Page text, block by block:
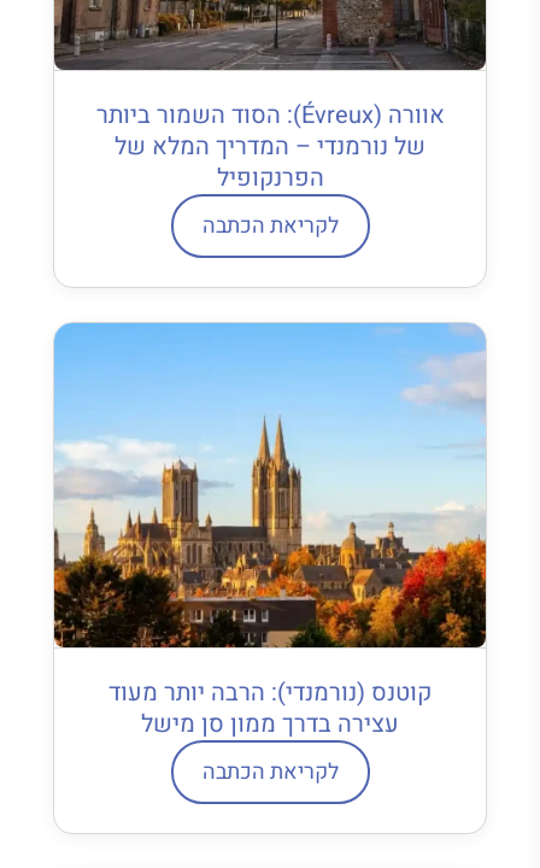
אוורה (Évreux): הסוד השמור ביותר
של נורמנדי – המדריך המלא של
הפרנקופיל
לקריאת הכתבה
קוטנס (נורמנדי): הרבה יותר מעוד
עצירה בדרך ממון סן מישל
לקריאת הכתבה